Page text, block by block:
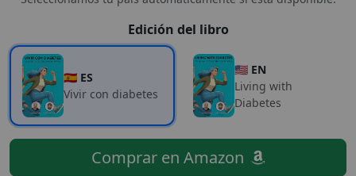
Edición del libro
🇪🇸 ES
Vivir con diabetes
🇺🇸 EN
Living with
Diabetes
Comprar en Amazon